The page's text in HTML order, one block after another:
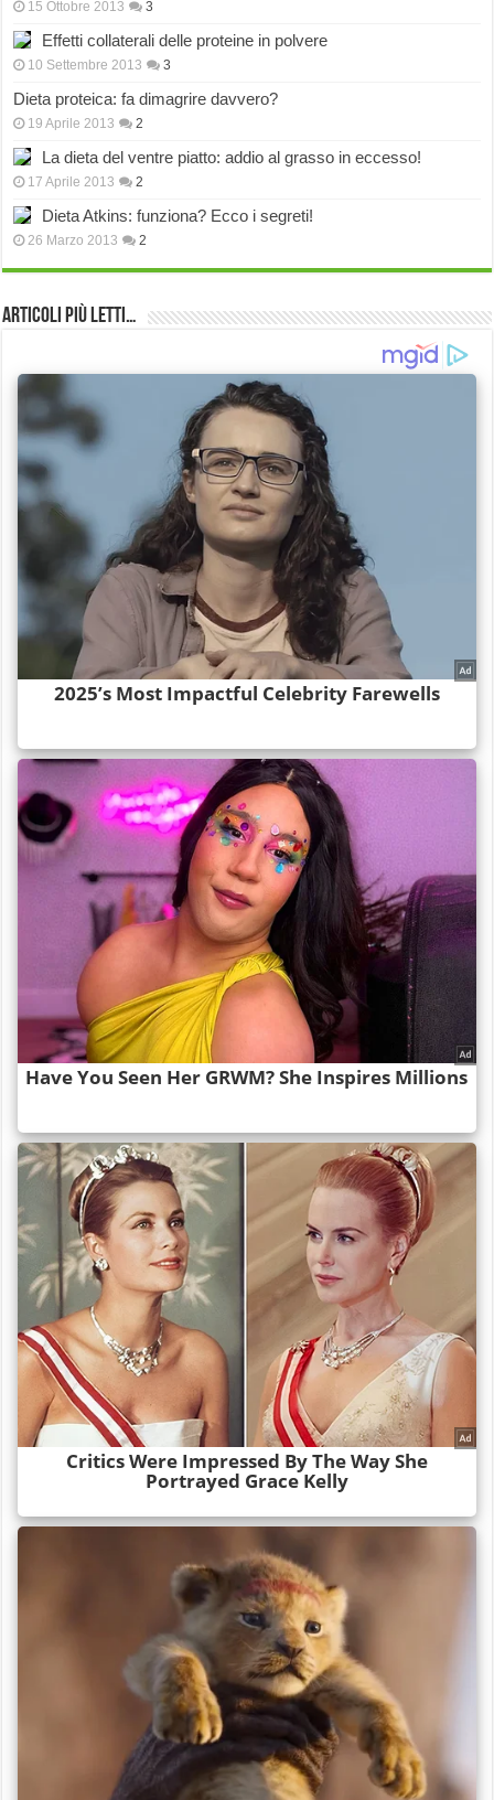
15 Ottobre 2013 3
Effetti collaterali delle proteine in polvere
10 Settembre 2013 3
Dieta proteica: fa dimagrire davvero?
19 Aprile 2013 2
La dieta del ventre piatto: addio al grasso in eccesso!
17 Aprile 2013 2
Dieta Atkins: funziona? Ecco i segreti!
26 Marzo 2013 2
Articoli più Letti…